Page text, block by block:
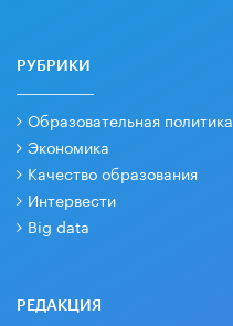
РУБРИКИ
Образовательная политика
Экономика
Качество образования
Интервести
Big data
РЕДАКЦИЯ